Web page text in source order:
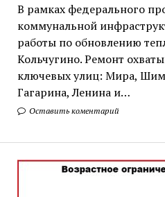
В рамках федерального
коммунальной
работы по обновлению
Кольчугино. Ремонт
ключевых улиц: Мира,
Гагарина, Ленина и…
Оставить коментарий